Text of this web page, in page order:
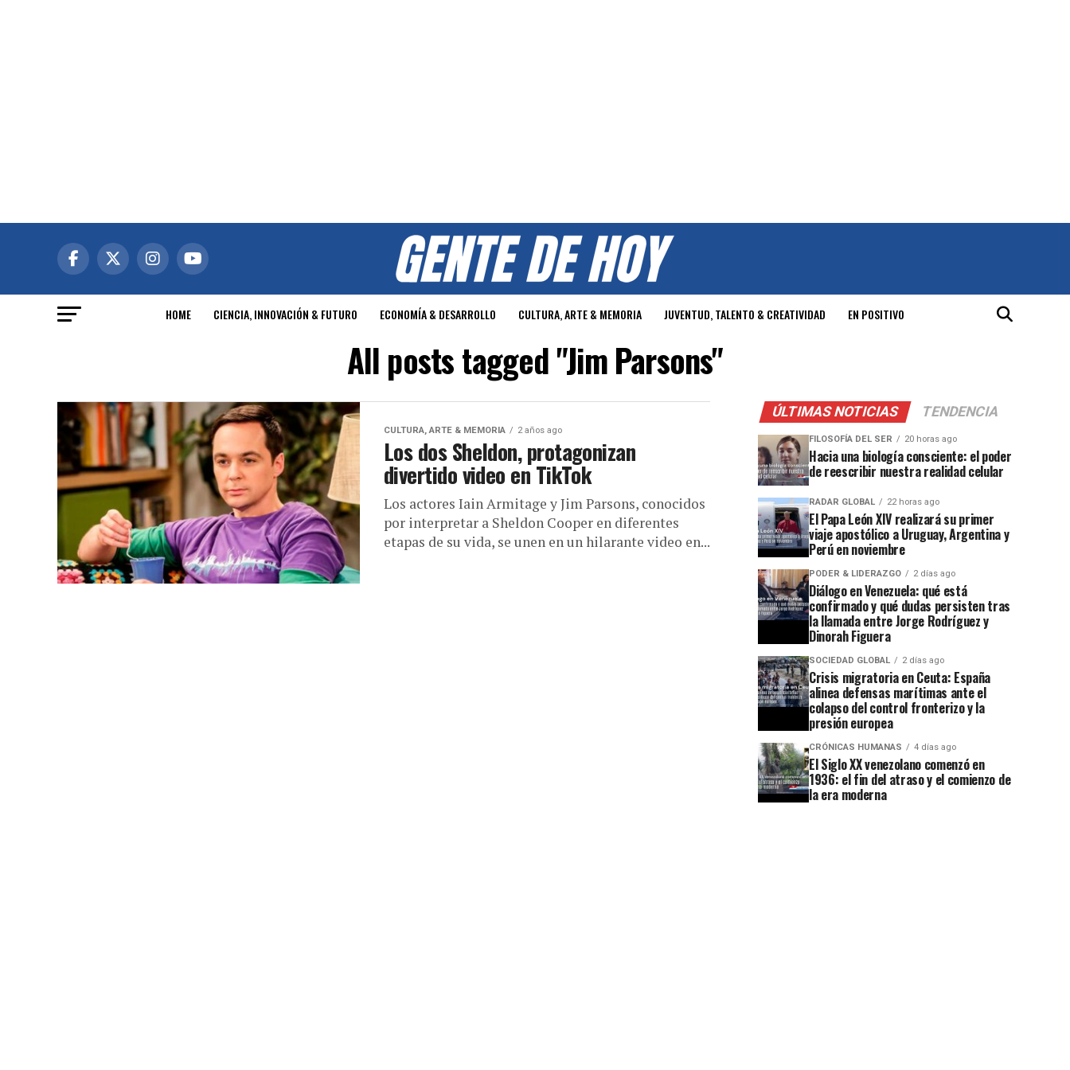
HOME CIENCIA, INNOVACIÓN & FUTURO ECONOMÍA & DESARROLLO CULTURA, ARTE & MEMORIA JUVENTUD, TALENTO & CREATIVIDAD EN POSITIVO
All posts tagged "Jim Parsons"
CULTURA, ARTE & MEMORIA 2 años ago
Los dos Sheldon, protagonizan
divertido video en TikTok
Los actores Iain Armitage y Jim Parsons, conocidos
por interpretar a Sheldon Cooper en diferentes
etapas de su vida, se unen en un hilarante video en...
ÚLTIMAS NOTICIAS TENDENCIA
FILOSOFÍA DEL SER 20 horas ago
Hacia una biología consciente: el poder
de reescribir nuestra realidad celular
RADAR GLOBAL 22 horas ago
El Papa León XIV realizará su primer
viaje apostólico a Uruguay, Argentina y
Perú en noviembre
PODER & LIDERAZGO 2 días ago
Diálogo en Venezuela: qué está
confirmado y qué dudas persisten tras
la llamada entre Jorge Rodríguez y
Dinorah Figuera
SOCIEDAD GLOBAL 2 días ago
Crisis migratoria en Ceuta: España
alinea defensas marítimas ante el
colapso del control fronterizo y la
presión europea
CRÓNICAS HUMANAS 4 días ago
El Siglo XX venezolano comenzó en
1936: el fin del atraso y el comienzo de
la era moderna